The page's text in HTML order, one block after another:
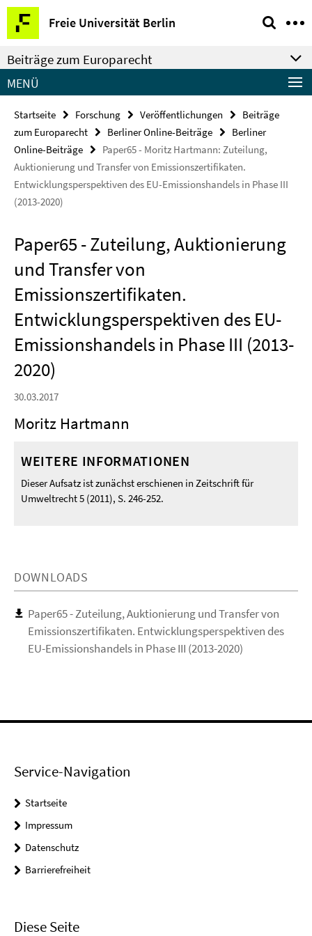
Springe
direkt
zu
Inhalt
Freie Universität Berlin
Service-
Navigation
Beiträge zum Europarecht
MENÜ
Startseite Forschung Veröffentlichungen
Beiträge
zum Europarecht
Berliner Online-Beiträge
Berliner
Online-Beiträge
Paper65 - Moritz Hartmann: Zuteilung,
Auktionierung und Transfer von Emissionszertifikaten.
Entwicklungsperspektiven des EU-Emissionshandels in Phase III
(2013-2020)
Paper65 - Zuteilung, Auktionierung
und Transfer von
Emissionszertifikaten.
Entwicklungsperspektiven des EU-
Emissionshandels in Phase III (2013-
2020)
30.03.2017
Moritz Hartmann
WEITERE INFORMATIONEN
Dieser Aufsatz ist zunächst erschienen in Zeitschrift für
Umweltrecht 5 (2011), S. 246-252.
DOWNLOADS
Paper65 - Zuteilung, Auktionierung und Transfer von
Emissionszertifikaten. Entwicklungsperspektiven des
EU-Emissionshandels in Phase III (2013-2020)
Service-Navigation
Startseite
Impressum
Datenschutz
Barrierefreiheit
Diese Seite